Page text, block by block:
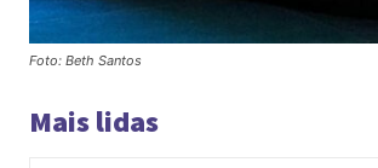
Foto: Beth Santos
Mais lidas